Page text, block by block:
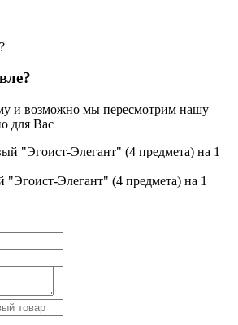
и возможно мы пересмотрим нашу
для Вас
"Эгоист-Элегант" (4 предмета) на 1